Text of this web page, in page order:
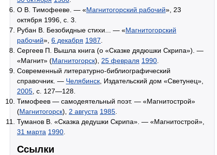
О В. Тимофееве. — «Магнитогорский рабочий», 23
октября 1996, с. 3.
Рубан В. Безобидные стихи... — «Магнитогорский
рабочий», 6 декабря 1987
Сергеев П. Вышла книга (о «Сказке дядюшки Скрипа»). —
«Магнит» (Магнитогорск), 25 февраля 1990
Современный литературно-библиографический
справочник. — Челябинск , Издательский дом «Светунец»,
2005 , с. 127—128.
Тимофеев — самодеятельный поэт. — «Магнитострой»
(Магнитогорск), 2 августа 1985
Туманов В. «Сказка дедушки Скрипа». — «Магнитострой»,
31 марта 1990
Ссылки